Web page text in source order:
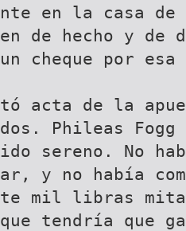
en la casa de
de hecho y de
cheque por esa
acta de la
Phileas Fogg
sereno. No
y no había
mil libras
tendría que